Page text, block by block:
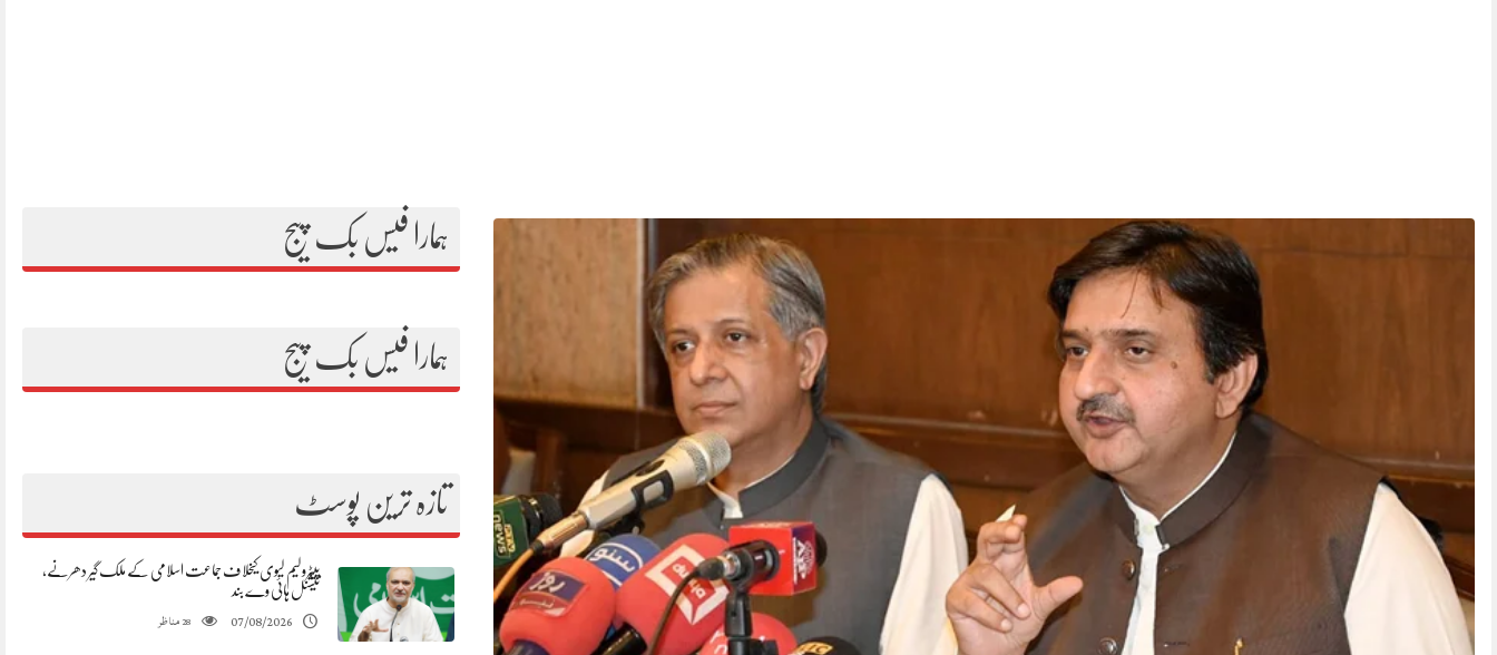
ہمارا فیس بک پیج
ہمارا فیس بک پیج
تازہ ترین پوسٹ
پیٹرولیم لیوی کیخلاف جماعت اسلامی کے ملک گیر دھرنے،
نیشنل ہائی وے بند
07/08/2026
28مناظر